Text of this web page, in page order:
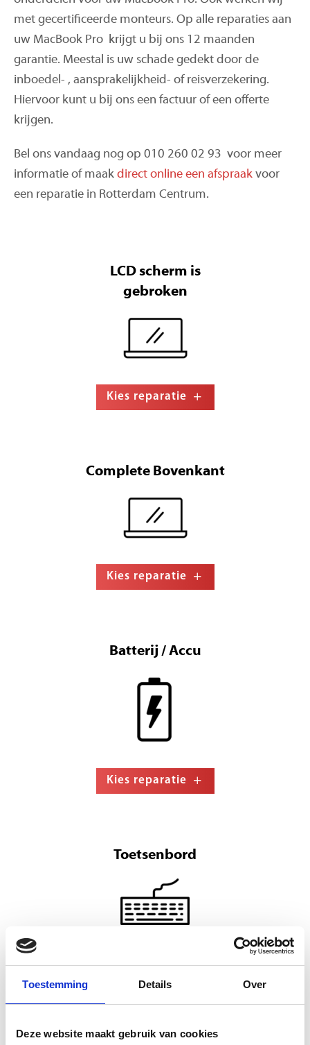
Toestemming Details Over
Deze website maakt gebruik van cookies
met gecertificeerde monteurs. Op alle reparaties aan
uw MacBook Pro krijgt u bij ons 12 maanden
garantie. Meestal is uw schade gedekt door de
inboedel- , aansprakelijkheid- of reisverzekering.
Hiervoor kunt u bij ons een factuur of een offerte
krijgen.
Bel ons vandaag nog op 010 260 02 93 voor meer
informatie of maak direct online een afspraak voor
een reparatie in Rotterdam Centrum.
LCD scherm is
gebroken
Kies reparatie
Complete Bovenkant
Kies reparatie
Batterij / Accu
Kies reparatie
Toetsenbord
Trackpad